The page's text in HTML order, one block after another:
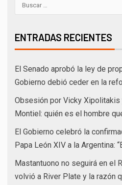
ENTRADAS RECIENTES
El Senado aprobó la ley de
Gobierno debió ceder en la
Obsesión por Vicky
Montiel: quién es el hombre
El Gobierno celebró la
Papa León XIV a la Argentina:
Mastantuono no seguirá en el
volvió a River Plate y la razón